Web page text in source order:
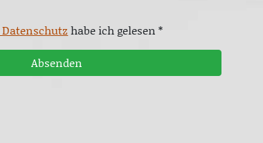
habe ich gelesen *